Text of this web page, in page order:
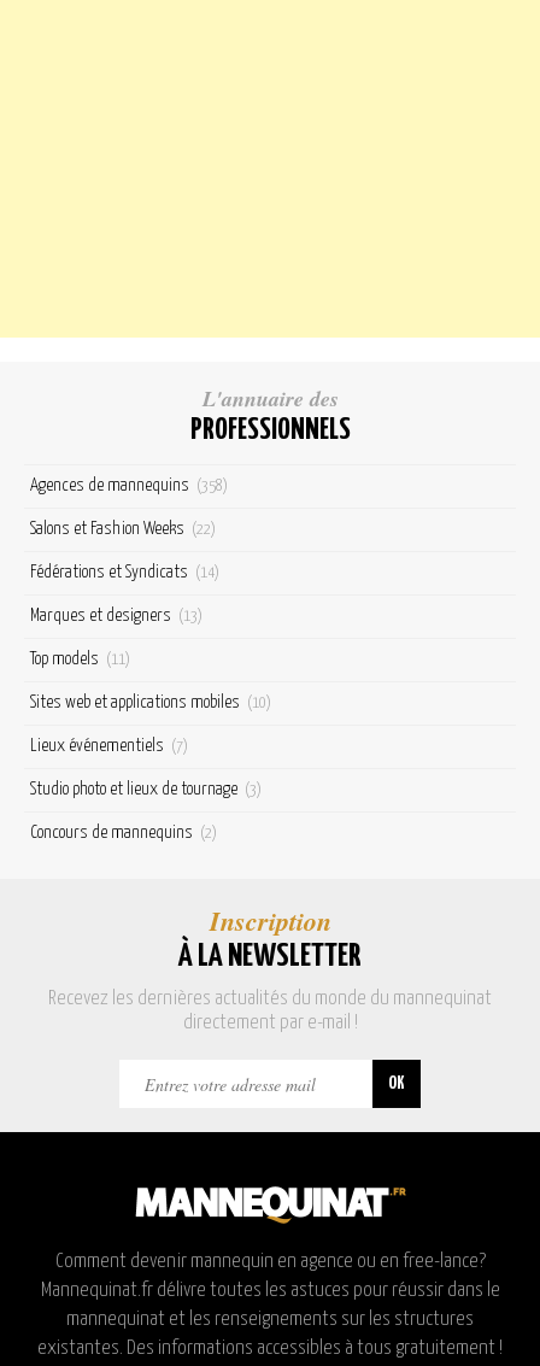
L'annuaire des
PROFESSIONNELS
Agences de mannequins (358)
Salons et Fashion Weeks (22)
Fédérations et Syndicats (14)
Marques et designers (13)
Top models (11)
Sites web et applications mobiles (10)
Lieux événementiels (7)
Studio photo et lieux de tournage (3)
Concours de mannequins (2)
Inscription
À LA NEWSLETTER
Recevez les dernières actualités du monde du mannequinat
directement par e-mail !
Comment devenir mannequin en agence ou en free-lance?
Mannequinat.fr délivre toutes les astuces pour réussir dans le
mannequinat et les renseignements sur les structures
existantes. Des informations accessibles à tous gratuitement !